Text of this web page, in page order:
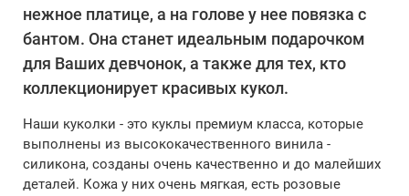
нежное платице, а на голове у нее повязка с
бантом. Она станет идеальным подарочком
для Ваших девчонок, а также для тех, кто
коллекционирует красивых кукол.
Наши куколки - это куклы премиум класса, которые
выполнены из высококачественного винила -
силикона, созданы очень качественно и до малейших
деталей. Кожа у них очень мягкая, есть розовые